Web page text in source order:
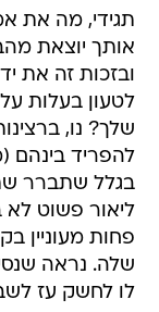
תגידי, מה את
אותך יוצאת
ובזכות זה את
לטעון בעלות
שלך? נו,
להפריד בינהם
בגלל שתברר
ליאור פשוט לא
פחות מעוניין
שלה. נראה
לו לחשק עז